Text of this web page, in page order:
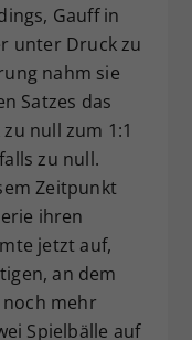
Gauff in
unter Druck zu
nahm sie
Satzes das
null zum 1:1
zu null.
Zeitpunkt
ihren
jetzt auf,
an dem
mehr
Spielbälle auf